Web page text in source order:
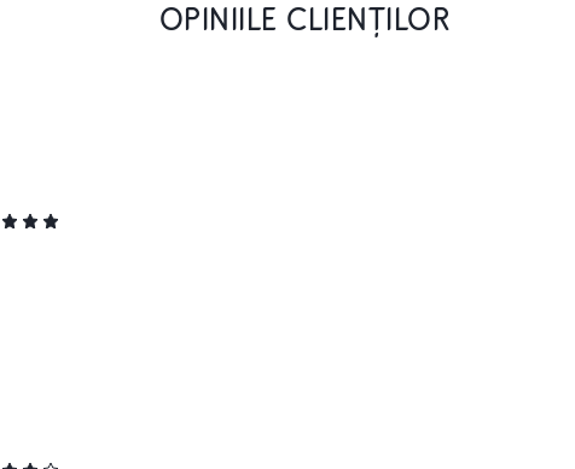
OPINIILE CLIENȚILOR